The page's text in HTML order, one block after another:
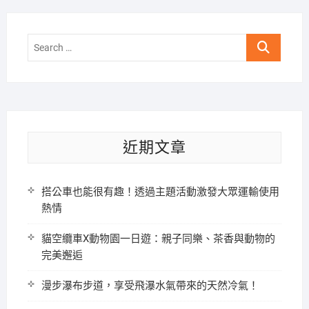
Search
近期文章
搭公車也能很有趣！透過主題活動激發大眾運輸使用
熱情
貓空纜車X動物園一日遊：親子同樂、茶香與動物的
完美邂逅
漫步瀑布步道，享受飛瀑水氣帶來的天然冷氣！